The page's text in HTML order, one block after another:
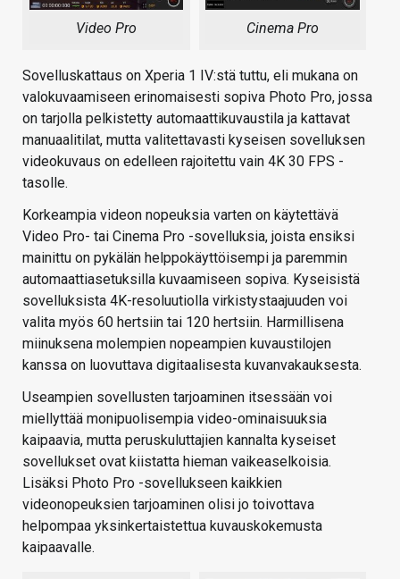
Video Pro Cinema Pro
Sovelluskattaus on Xperia 1 IV:stä tuttu, eli mukana on
valokuvaamiseen erinomaisesti sopiva Photo Pro, jossa
on tarjolla pelkistetty automaattikuvaustila ja kattavat
manuaalitilat, mutta valitettavasti kyseisen sovelluksen
videokuvaus on edelleen rajoitettu vain 4K 30 FPS -
tasolle.
Korkeampia videon nopeuksia varten on käytettävä
Video Pro- tai Cinema Pro -sovelluksia, joista ensiksi
mainittu on pykälän helppokäyttöisempi ja paremmin
automaattiasetuksilla kuvaamiseen sopiva. Kyseisistä
sovelluksista 4K-resoluutiolla virkistystaajuuden voi
valita myös 60 hertsiin tai 120 hertsiin. Harmillisena
miinuksena molempien nopeampien kuvaustilojen
kanssa on luovuttava digitaalisesta kuvanvakauksesta.
Useampien sovellusten tarjoaminen itsessään voi
miellyttää monipuolisempia video-ominaisuuksia
kaipaavia, mutta peruskuluttajien kannalta kyseiset
sovellukset ovat kiistatta hieman vaikeaselkoisia.
Lisäksi Photo Pro -sovellukseen kaikkien
videonopeuksien tarjoaminen olisi jo toivottava
helpompaa yksinkertaistettua kuvauskokemusta
kaipaavalle.